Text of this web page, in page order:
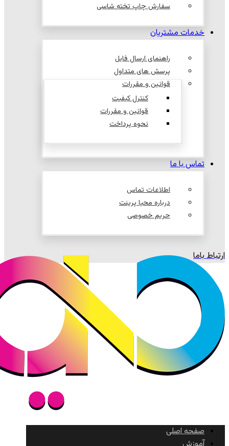
سفارش چاپ تخته شاسی
خدمات مشتریان
راهنمای ارسال فایل
پرسش های متداول
قوانین و مقررات
کنترل کیفیت
قوانین و مقررات
نحوه پرداخت
تماس با ما
اطلاعات تماس
درباره محیا پرینت
حریم خصوصی
ارتباط باما
صفحه اصلی